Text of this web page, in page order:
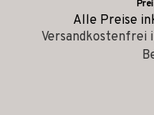
Alle Preise
Versandkostenfrei